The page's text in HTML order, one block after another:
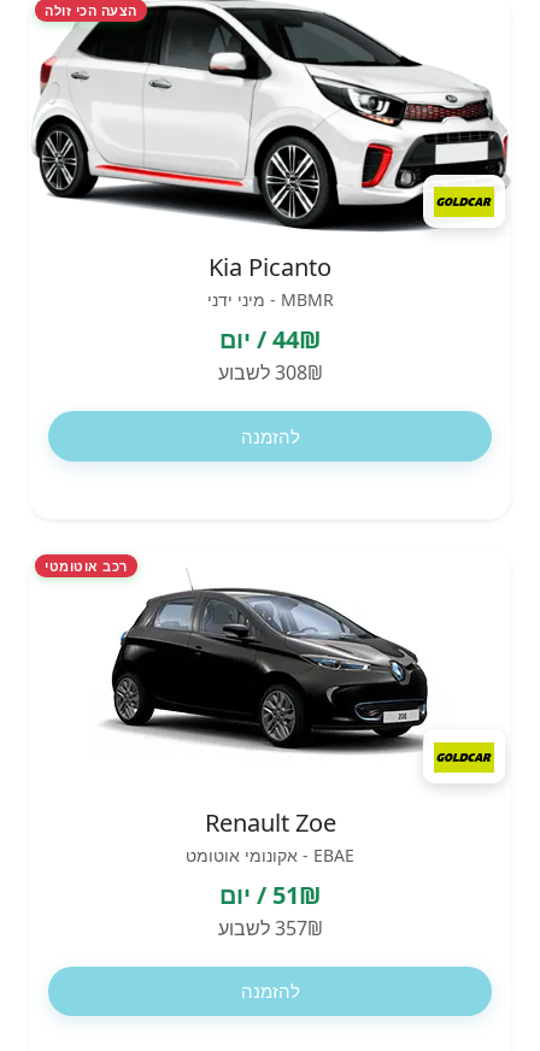
הצעה הכי זולה
Kia Picanto
MBMR - מיני ידני
44₪ / יום
308₪ לשבוע
להזמנה
רכב אוטומטי
Renault Zoe
EBAE - אקונומי אוטומט
51₪ / יום
357₪ לשבוע
להזמנה